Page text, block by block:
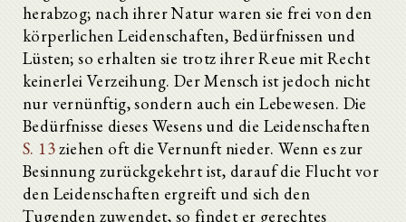
herabzog; nach ihrer Natur waren sie frei von den
körperlichen Leidenschaften, Bedürfnissen und
Lüsten; so erhalten sie trotz ihrer Reue mit Recht
keinerlei Verzeihung. Der Mensch ist jedoch nicht
nur vernünftig, sondern auch ein Lebewesen. Die
Bedürfnisse dieses Wesens und die Leidenschaften
S. 13ziehen oft die Vernunft nieder. Wenn es zur
Besinnung zurückgekehrt ist, darauf die Flucht vor
den Leidenschaften ergreift und sich den
Tugenden zuwendet, so findet er gerechtes